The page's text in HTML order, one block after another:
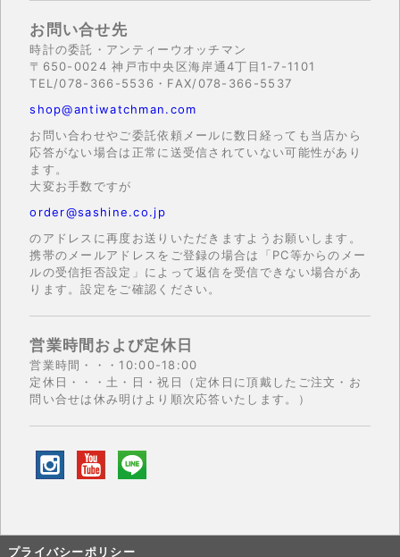
お問い合せ先
時計の委託・アンティーウオッチマン
〒650-0024 神戸市中央区海岸通4丁目1-7-1101
TEL/078-366-5536・FAX/078-366-5537
shop@antiwatchman.com
お問い合わせやご委託依頼メールに数日経っても当店から
応答がない場合は正常に送受信されていない可能性があり
ます。
大変お手数ですが
order@sashine.co.jp
のアドレスに再度お送りいただきますようお願いします。
携帯のメールアドレスをご登録の場合は「PC等からのメー
ルの受信拒否設定」によって返信を受信できない場合があ
ります。設定をご確認ください。
営業時間および定休日
営業時間・・・10:00-18:00
定休日・・・土・日・祝日（定休日に頂戴したご注文・お
問い合せは休み明けより順次応答いたします。）
プライバシーポリシー